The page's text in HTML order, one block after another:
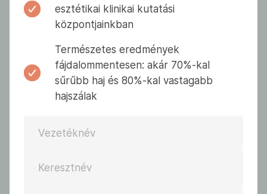
esztétikai klinikai kutatási
központjainkban
Természetes eredmények
fájdalommentesen: akár 70%-kal
sűrűbb haj és 80%-kal vastagabb
hajszálak
Vezetéknév
Keresztnév